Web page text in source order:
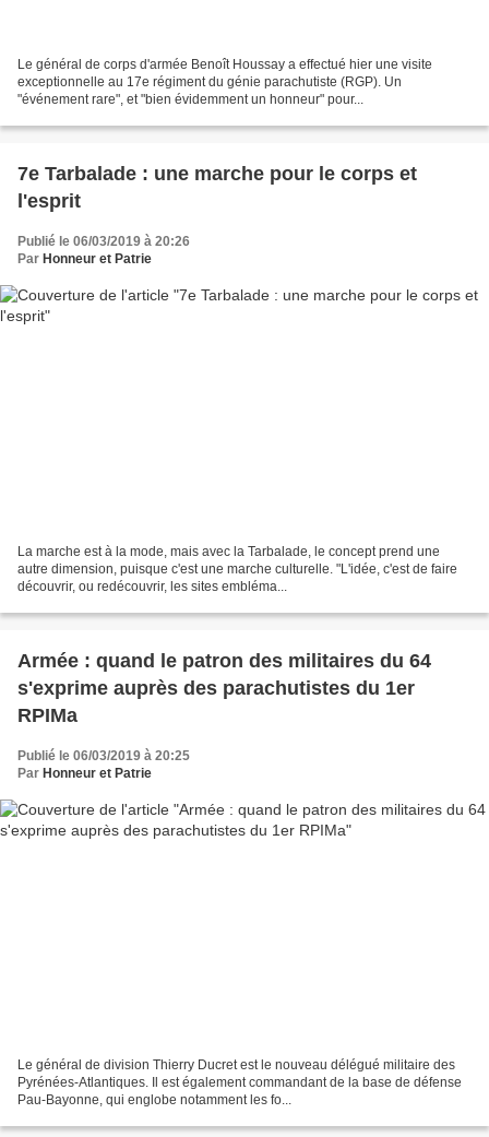
Le général de corps d'armée Benoît Houssay a effectué hier une visite
exceptionnelle au 17e régiment du génie parachutiste (RGP). Un
"événement rare", et "bien évidemment un honneur" pour...
7e Tarbalade : une marche pour le corps et
l'esprit
Publié le 06/03/2019 à 20:26
Par Honneur et Patrie
La marche est à la mode, mais avec la Tarbalade, le concept prend une
autre dimension, puisque c'est une marche culturelle. "L'idée, c'est de faire
découvrir, ou redécouvrir, les sites embléma...
Armée : quand le patron des militaires du 64
s'exprime auprès des parachutistes du 1er
RPIMa
Publié le 06/03/2019 à 20:25
Par Honneur et Patrie
Le général de division Thierry Ducret est le nouveau délégué militaire des
Pyrénées-Atlantiques. Il est également commandant de la base de défense
Pau-Bayonne, qui englobe notamment les fo...